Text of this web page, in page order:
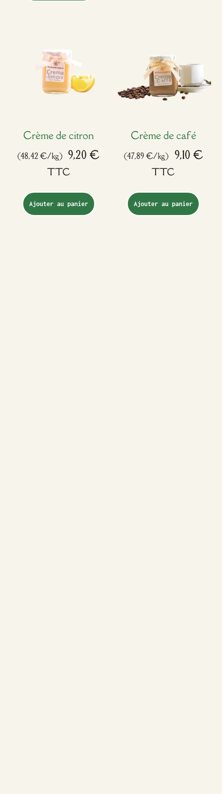
Crème de citron
(48,42 €/kg) 9,20€
TTC
Ajouter au panier
Crème de café
(47,89 €/kg) 9,10 €
TTC
Ajouter au panier